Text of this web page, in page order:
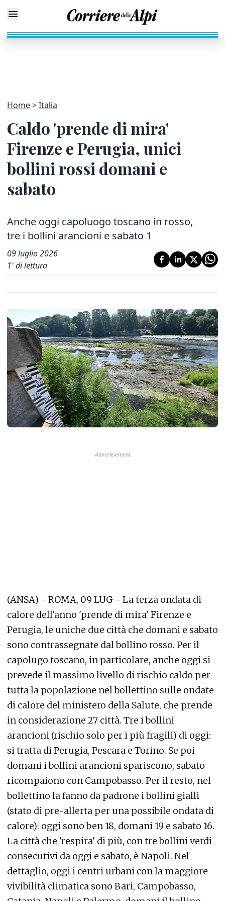
Home Italia
Caldo 'prende di mira'
Firenze e Perugia, unici
bollini rossi domani e
sabato
Anche oggi capoluogo toscano in rosso,
tre i bollini arancioni e sabato 1
09 luglio 2026
1' di lettura
(ANSA) - ROMA, 09 LUG - La terza ondata di
calore dell'anno 'prende di mira' Firenze e
Perugia, le uniche due città che domani e sabato
sono contrassegnate dal bollino rosso. Per il
capolugo toscano, in particolare, anche oggi si
prevede il massimo livello di rischio caldo per
tutta la popolazione nel bollettino sulle ondate
di calore del ministero della Salute, che prende
in considerazione 27 città. Tre i bollini
arancioni (rischio solo per i più fragili) di oggi:
si tratta di Perugia, Pescara e Torino. Se poi
domani i bollini arancioni spariscono, sabato
ricompaiono con Campobasso. Per il resto, nel
bollettino la fanno da padrone i bollini gialli
(stato di pre-allerta per una possibile ondata di
calore): oggi sono ben 18, domani 19 e sabato 16.
La città che 'respira' di più, con tre bollini verdi
consecutivi da oggi e sabato, è Napoli. Nel
dettaglio, oggi i centri urbani con la maggiore
vivibilità climatica sono Bari, Campobasso,